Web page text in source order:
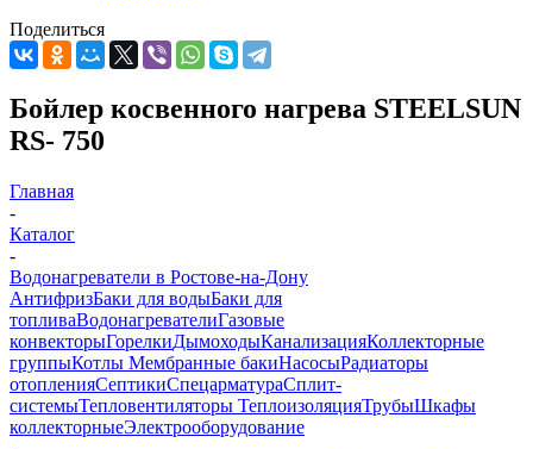
Поделиться
Бойлер косвенного нагрева STEELSUN
RS- 750
Главная
-
Каталог
-
Водонагреватели в Ростове-на-Дону
АнтифризБаки для водыБаки для
топливаВодонагревателиГазовые
конвекторыГорелкиДымоходыКанализацияКоллекторные
группыКотлы Мембранные бакиНасосыРадиаторы
отопленияСептикиСпецарматураСплит-
системыТепловентиляторы ТеплоизоляцияТрубыШкафы
коллекторныеЭлектрооборудование